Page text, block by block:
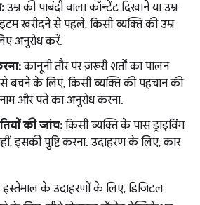
उम्र की पाबंदी वाला कॉन्टेंट दिखाने या उम्र
खरीदने से पहले, किसी व्यक्ति की उम्र
अनुरोध करें.
कानूनी तौर पर ज़रूरी शर्तों का पालन
से बचने के लिए, किसी व्यक्ति की पहचान की
और पते का अनुरोध करना.
की जांच: किसी व्यक्ति के पास ड्राइविंग
इसकी पुष्टि करना. उदाहरण के लिए, कार
के उदाहरणों के लिए, डिजिटल